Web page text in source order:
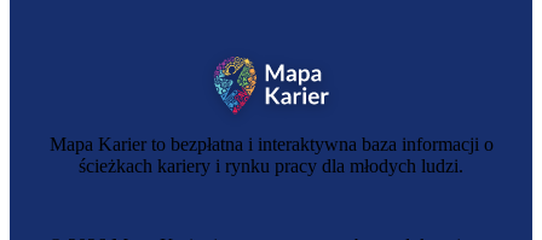
Mapa Karier to bezpłatna i interaktywna baza informacji o
ścieżkach kariery i rynku pracy dla młodych ludzi.